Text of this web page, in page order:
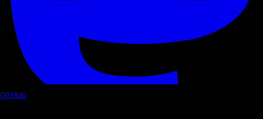
GitHub